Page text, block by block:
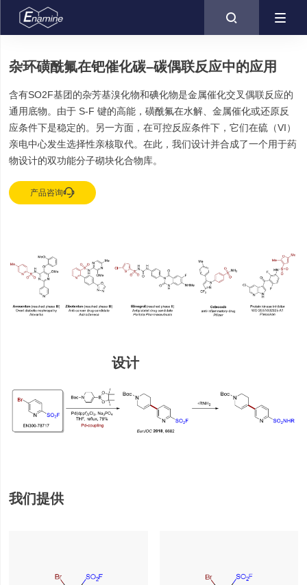

杂环磺酰氟在钯催化碳–碳偶联反应中的应用
含有SO2F基团的杂芳基溴化物和碘化物是金属催化交叉偶联反应的
通用底物。由于 S-F 键的高能，磺酰氟在水解、金属催化或还原反
应条件下是稳定的。另一方面，在可控反应条件下，它们在硫（VI）
亲电中心发生选择性亲核取代。在此，我们设计并合成了一个用于药
物设计的双功能分子砌块化合物库。
产品咨询
设计
我们提供